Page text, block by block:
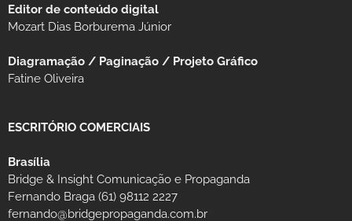
Editor de conteúdo digital
Mozart Dias Borburema Júnior
Diagramação / Paginação / Projeto Gráfico
Fatine Oliveira
ESCRITÓRIO COMERCIAIS
Brasília
Bridge & Insight Comunicação e Propaganda
Fernando Braga (61) 98112 2227
fernando@bridgepropaganda.com.br